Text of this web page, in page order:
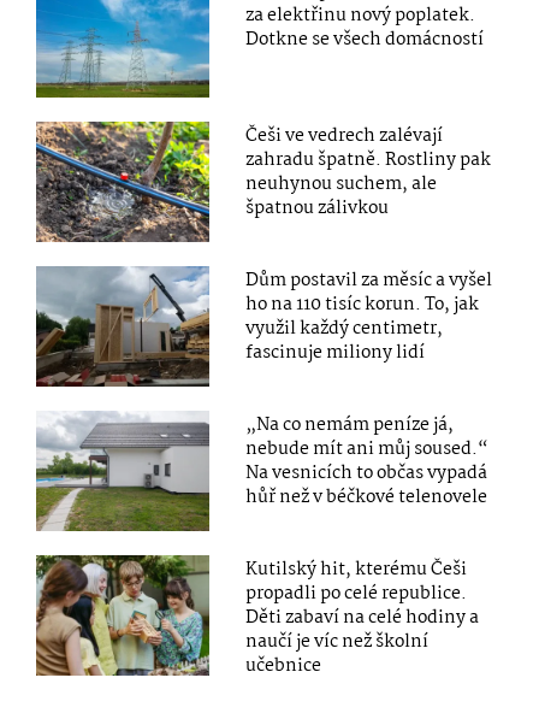
za elektřinu nový poplatek.
Dotkne se všech domácností
Češi ve vedrech zalévají
zahradu špatně. Rostliny pak
neuhynou suchem, ale
špatnou zálivkou
Dům postavil za měsíc a vyšel
ho na 110 tisíc korun. To, jak
využil každý centimetr,
fascinuje miliony lidí
„Na co nemám peníze já,
nebude mít ani můj soused.“
Na vesnicích to občas vypadá
hůř než v béčkové telenovele
Kutilský hit, kterému Češi
propadli po celé republice.
Děti zabaví na celé hodiny a
naučí je víc než školní
učebnice